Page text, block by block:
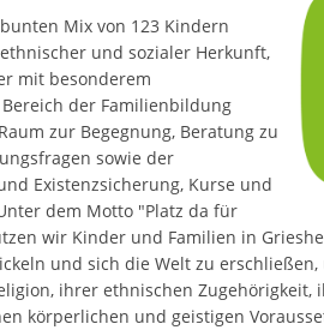
Mix von 123 Kindern
und sozialer Herkunft,
mit besonderem
der Familienbildung
zur Begegnung, Beratung zu
sowie der
Existenzsicherung, Kurse und
dem Motto "Platz da für
wir Kinder und Familien in
und sich die Welt zu
ihrer ethnischen Zugehörigkeit,
körperlichen und geistigen